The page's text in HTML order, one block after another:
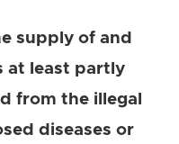
supply of and
at least partly
from the illegal
diseases or